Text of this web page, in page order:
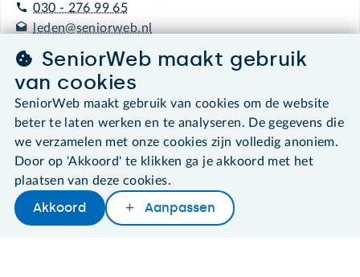
Later lezenDelenWoordenboek
030 - 276 99 65
leden@seniorweb.nl
©2026 SeniorWeb
Algemene voorwaarden
Cookies en cookie-instellingen
Disclaimer
Privacybeleid
About SeniorWeb
SeniorWeb maakt gebruik
van cookies
SeniorWeb maakt gebruik van cookies om de website
beter te laten werken en te analyseren. De gegevens die
we verzamelen met onze cookies zijn volledig anoniem.
Door op 'Akkoord' te klikken ga je akkoord met het
plaatsen van deze cookies.
Akkoord Aanpassen